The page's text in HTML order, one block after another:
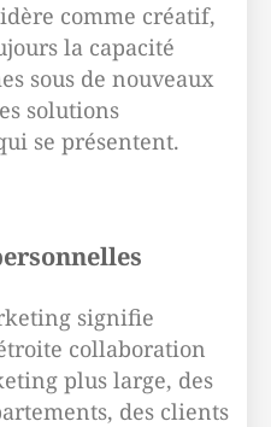
comme créatif,
la capacité
sous de nouveaux
solutions
se présentent.
signifie
collaboration
plus large, des
des clients